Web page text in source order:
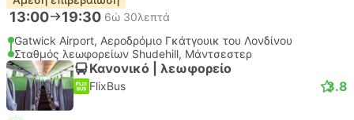
13:00 19:30 6ώ 30λεπτά
Gatwick Airport, Αεροδρόμιο Γκάτγουικ του Λονδίνου
Σταθμός λεωφορείων Shudehill, Μάντσεστερ
Κανονικό | λεωφορείο
FlixBus 3.8